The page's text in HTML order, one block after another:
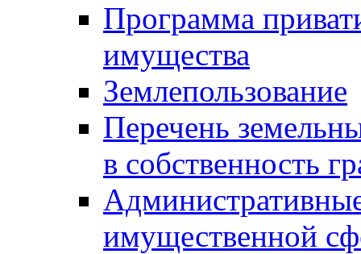
Программа
имущества
Землепользование
Перечень
в собственность
имущественной